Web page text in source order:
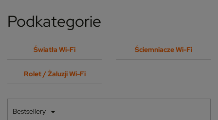
Podkategorie
Światła Wi-Fi Ściemniacze Wi-Fi
Rolet / Żaluzji Wi-Fi
Bestsellery 